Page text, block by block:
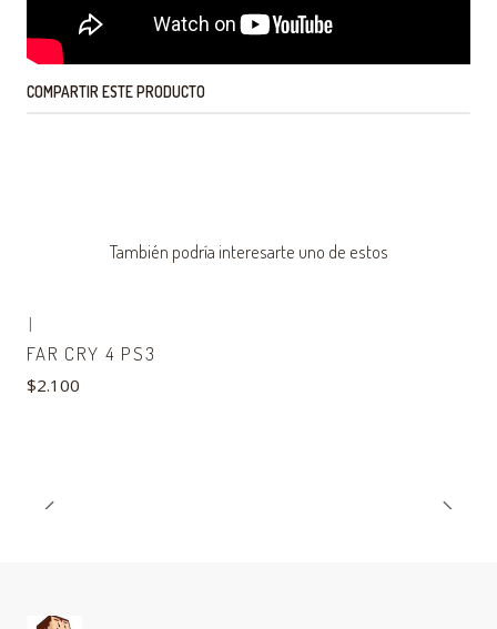
COMPARTIR ESTE PRODUCTO
También podría interesarte uno de estos
|
FAR CRY 4 PS3
$2.100